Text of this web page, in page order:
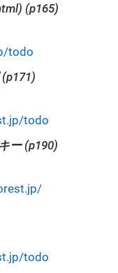
(p165)
todo
todo
ー (p190)
todo